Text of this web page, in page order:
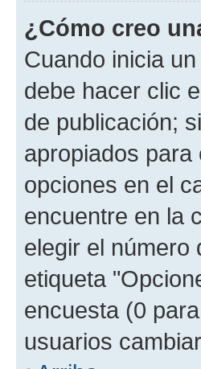
¿Cómo creo
Cuando inicia
debe hacer clic
de publicación;
apropiados
opciones en el
encuentre en la
elegir el número
etiqueta
encuesta (0
usuarios